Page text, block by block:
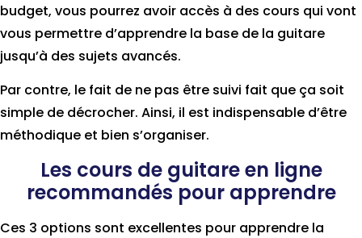
budget, vous pourrez avoir accès à des cours qui vont
vous permettre d’apprendre la base de la guitare
jusqu’à des sujets avancés.
Par contre, le fait de ne pas être suivi fait que ça soit
simple de décrocher. Ainsi, il est indispensable d’être
méthodique et bien s’organiser.
Les cours de guitare en ligne
recommandés pour apprendre
Ces 3 options sont excellentes pour apprendre la